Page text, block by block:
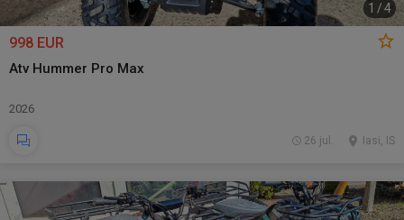
1 /4
998 EUR
Atv Hummer Pro Max
2026
Iasi, IS
26 jul.